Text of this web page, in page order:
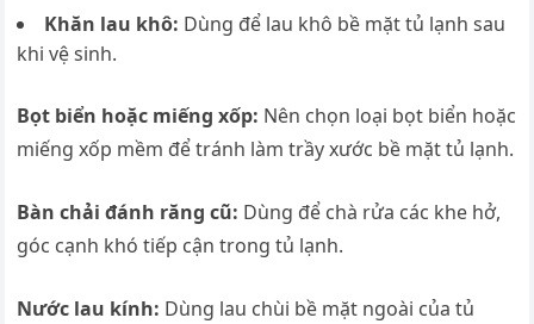
Khăn lau khô: Dùng để lau khô bề mặt tủ lạnh sau
khi vệ sinh.
Bọt biển hoặc miếng xốp: Nên chọn loại bọt biển hoặc
miếng xốp mềm để tránh làm trầy xước bề mặt tủ lạnh.
Bàn chải đánh răng cũ: Dùng để chà rửa các khe hở,
góc cạnh khó tiếp cận trong tủ lạnh.
Nước lau kính: Dùng lau chùi bề mặt ngoài của tủ